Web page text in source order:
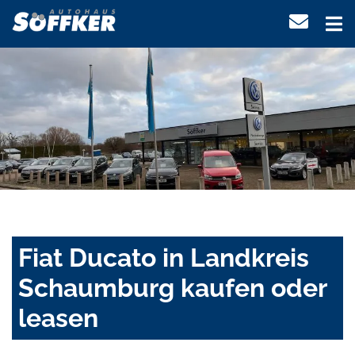
Fiat Ducato in Landkreis
Schaumburg kaufen oder
leasen